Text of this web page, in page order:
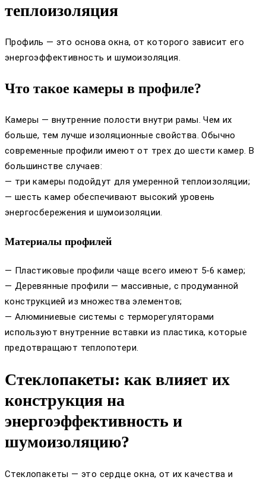
теплоизоляция
Профиль — это основа окна, от которого зависит его
энергоэффективность и шумоизоляция.
Что такое камеры в профиле?
Камеры — внутренние полости внутри рамы. Чем их
больше, тем лучше изоляционные свойства. Обычно
современные профили имеют от трех до шести камер. В
большинстве случаев:
— три камеры подойдут для умеренной теплоизоляции;
— шесть камер обеспечивают высокий уровень
энергосбережения и шумоизоляции.
Материалы профилей
— Пластиковые профили чаще всего имеют 5-6 камер;
— Деревянные профили — массивные, с продуманной
конструкцией из множества элементов;
— Алюминиевые системы с терморегуляторами
используют внутренние вставки из пластика, которые
предотвращают теплопотери.
Стеклопакеты: как влияет их
конструкция на
энергоэффективность и
шумоизоляцию?
Стеклопакеты — это сердце окна, от их качества и